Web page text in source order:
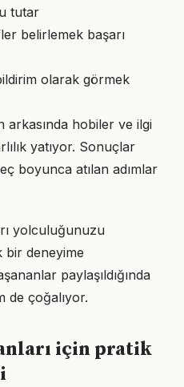
tutar
belirlemek başarı
olarak görmek
arkasında hobiler ve ilgi
yatıyor. Sonuçlar
boyunca atılan adımlar
yolculuğunuzu
bir deneyime
paylaşıldığında
de çoğalıyor.
için pratik